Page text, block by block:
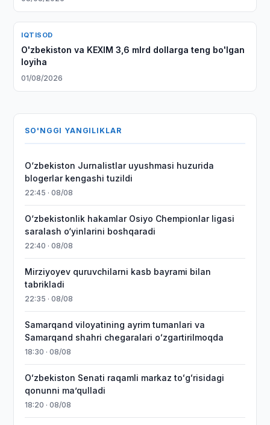
IQTISOD
O'zbekiston va KEXIM 3,6 mlrd dollarga teng bo'lgan
loyiha
01/08/2026
SO'NGGI YANGILIKLAR
O‘zbekiston Jurnalistlar uyushmasi huzurida
blogerlar kengashi tuzildi
22:45 · 08/08
O‘zbekistonlik hakamlar Osiyo Chempionlar ligasi
saralash o‘yinlarini boshqaradi
22:40 · 08/08
Mirziyoyev quruvchilarni kasb bayrami bilan
tabrikladi
22:35 · 08/08
Samarqand viloyatining ayrim tumanlari va
Samarqand shahri chegaralari oʻzgartirilmoqda
18:30 · 08/08
Oʻzbekiston Senati raqamli markaz toʻgʻrisidagi
qonunni maʼqulladi
18:20 · 08/08